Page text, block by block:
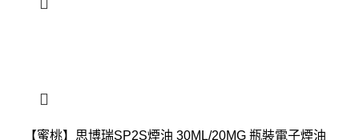
【蜜桃】思博瑞SP2S煙油 30ML/20MG 瓶裝電子煙油